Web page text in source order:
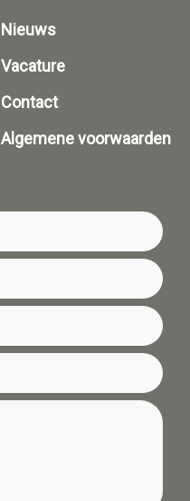
Nieuws
Vacature
Contact
Algemene voorwaarden